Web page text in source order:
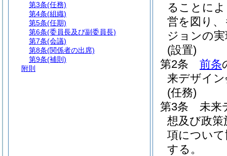
ることに
営を図り
ジョンの
(設置)
第2条
前条
来デザイ
(任務)
第3条
未来
想及び政
項につい
する。
第3条(任務)
第4条(組織)
第5条(任期)
第6条(委員長及び副委員長)
第7条(会議)
第8条(関係者の出席)
第9条(補則)
附則